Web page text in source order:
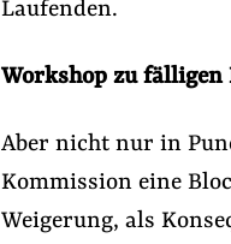
Laufenden.
Workshop zu fälligen
Aber nicht nur in
Kommission eine
Weigerung, als